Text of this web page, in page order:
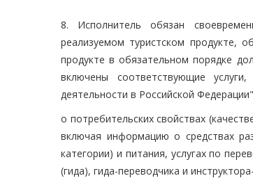
8. Исполнитель обязан
реализуемом туристском продукте,
продукте в обязательном порядке
включены соответствующие
деятельности в Российской
о потребительских свойствах
включая информацию о средствах
категории) и питания, услугах по
(гида), гида-переводчика и